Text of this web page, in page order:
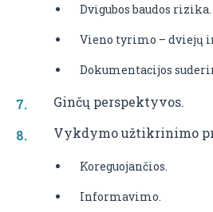
Dvigubos baudos rizika.
Vieno tyrimo – dviejų
Dokumentacijos
Ginčų perspektyvos.
Vykdymo užtikrinimo
Koreguojančios.
Informavimo.